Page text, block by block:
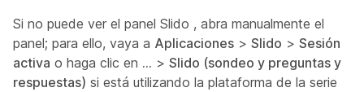
Si no puede ver el panel Slido , abra manualmente el
panel; para ello, vaya a Aplicaciones > Slido > Sesión
activa o haga clic en … > Slido (sondeo y preguntas y
respuestas) si está utilizando la plataforma de la serie